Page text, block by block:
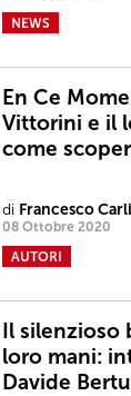
NEWS
En Ce
Vittorini e il
come
di Francesco
08 Ottobre 2020
AUTORI
Il silenzioso
loro mani:
Davide